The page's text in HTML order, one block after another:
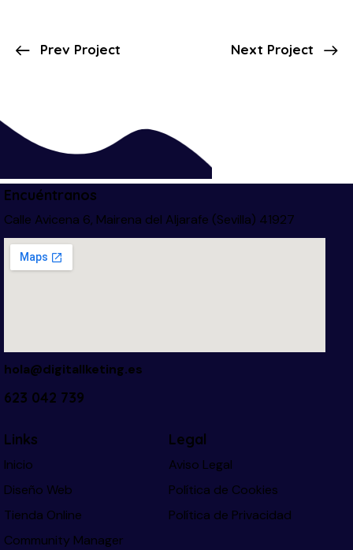
Prev Project Next Project
Encuéntranos
Calle Avicena 6, Mairena del Aljarafe (Sevilla) 41927
hola@digitallketing.es
623 042 739
Links
Inicio
Diseño Web
Tienda Online
Community Manager
Legal
Aviso Legal
Política de Cookies
Política de Privacidad